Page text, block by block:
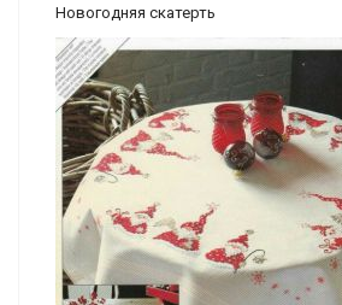
Новогодняя скатерть